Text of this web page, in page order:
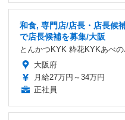
和食, 専門店/店長・店長候
で店長候補を募集/大阪
とんかつKYK 粋花KYKあべ
大阪府
月給27万円～34万円
正社員